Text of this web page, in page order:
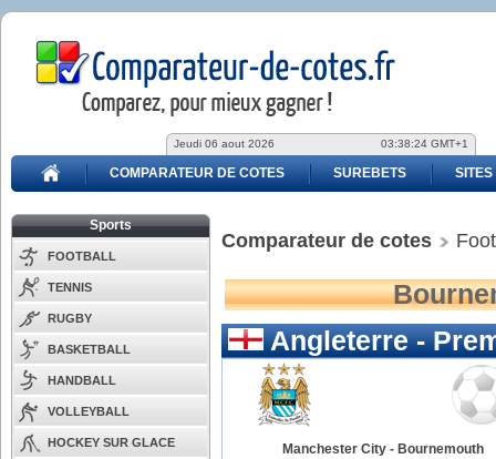
Jeudi 06 aout 2026 03:38:25 GMT+1
COMPARATEUR DE COTES SUREBETS SITES
Sports
FOOTBALL
TENNIS
RUGBY
BASKETBALL
HANDBALL
VOLLEYBALL
HOCKEY SUR GLACE
Comparateur de cotes
Angleterre -
Manchester City - Bournemouth